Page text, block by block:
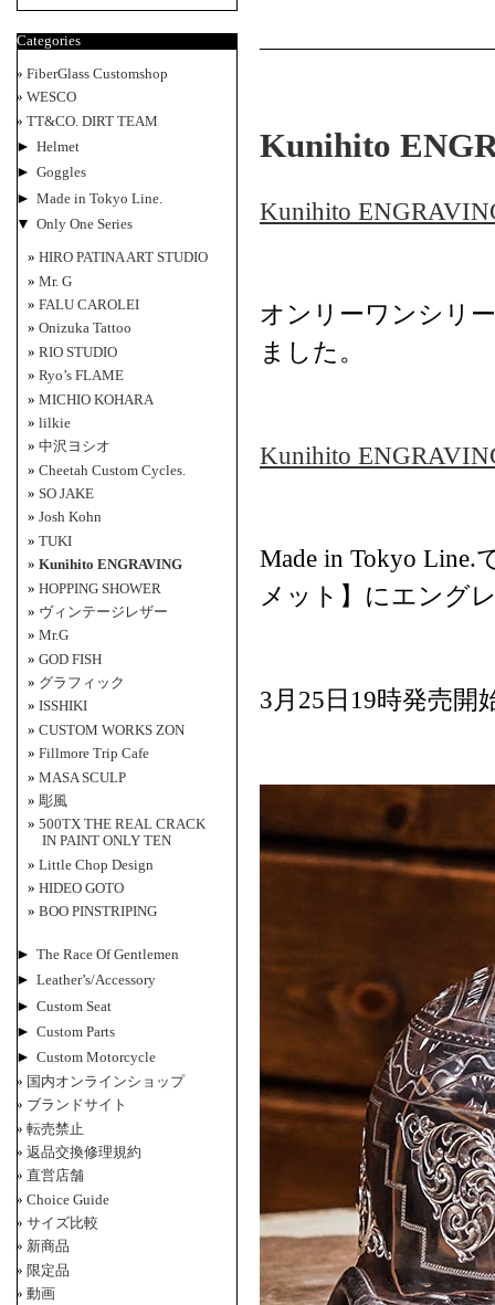
Categories
FiberGlass Customshop
WESCO
TT&CO. DIRT TEAM
► Helmet
► Goggles
► Made in Tokyo Line.
▼ Only One Series
HIRO PATINA ART STUDIO
Mr. G
FALU CAROLEI
Onizuka Tattoo
RIO STUDIO
Ryo’s FLAME
MICHIO KOHARA
lilkie
中沢ヨシオ
Cheetah Custom Cycles.
SO JAKE
Josh Kohn
TUKI
Kunihito ENGRAVING
HOPPING SHOWER
ヴィンテージレザー
Mr.G
GOD FISH
グラフィック
ISSHIKI
CUSTOM WORKS ZON
Fillmore Trip Cafe
MASA SCULP
彫風
500TX THE REAL CRACK
IN PAINT ONLY TEN
Little Chop Design
HIDEO GOTO
BOO PINSTRIPING
► The Race Of Gentlemen
► Leather’s/Accessory
► Custom Seat
► Custom Parts
► Custom Motorcycle
国内オンラインショップ
ブランドサイト
転売禁止
返品交換修理規約
直営店舗
Choice Guide
サイズ比較
新商品
限定品
動画
Kunihito
Kunihito
オンリーワンシリ
ました。
Kunihito
Made in Tokyo
メット】にエング
3月25日19時発売開